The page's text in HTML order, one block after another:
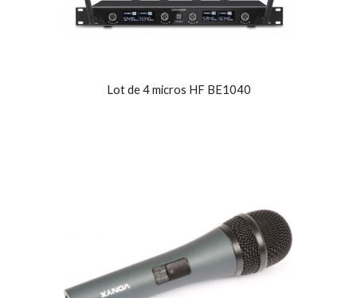
Lot de 4 micros HF BE1040